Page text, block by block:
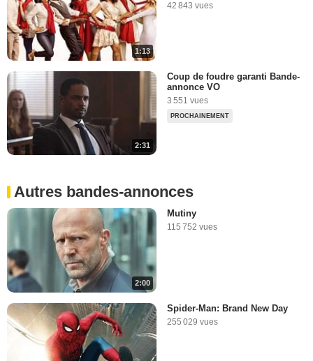
1:13
42 843 vues
2:31
Coup de foudre garanti Bande-
annonce VO
3 551 vues
PROCHAINEMENT
Autres bandes-annonces
2:00
Mutiny
115 752 vues
Spider-Man: Brand New Day
255 029 vues